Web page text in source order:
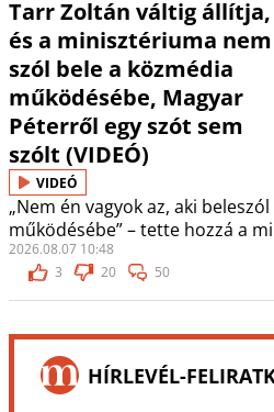
Tarr Zoltán váltig állítja,
és a minisztériuma nem
szól bele a közmédia
működésébe, Magyar
Péterről egy szót sem
szólt (VIDEÓ)
VIDEÓ
„Nem én vagyok az, aki
működésébe” – tette hozzá a
2026.08.07 10:48
3
20 50
HÍRLEVÉL-